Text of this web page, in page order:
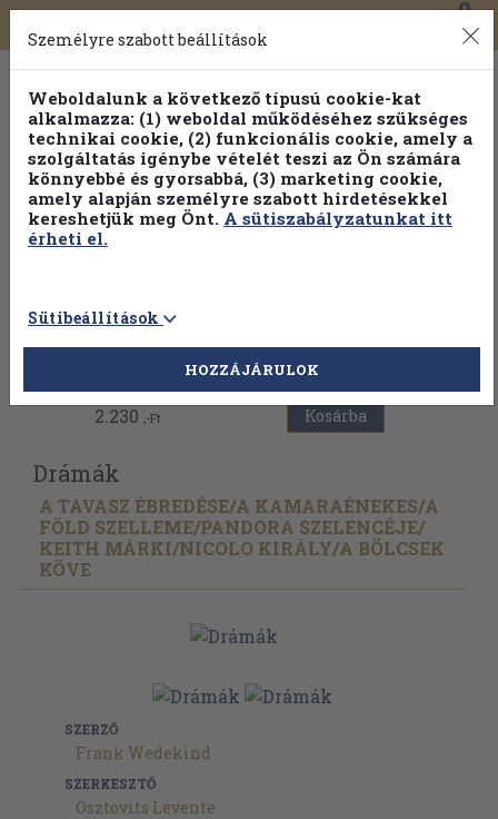
Toggle
navigation
0
Válogasson több mint 1.000.000 kiadványunk közül
100% kedvezménnyel!
Vissza az előző oldalra
2.230 ,-Ft Kosárba
Drámák
A TAVASZ ÉBREDÉSE/A KAMARAÉNEKES/A
FÖLD SZELLEME/PANDORA SZELENCÉJE/
KEITH MÁRKI/NICOLO KIRÁLY/A BÖLCSEK
KÖVE
SZERZŐ
Frank Wedekind
SZERKESZTŐ
Osztovits Levente
Személyre szabott beállítások
Weboldalunk a következő típusú cookie-kat
alkalmazza: (1) weboldal működéséhez szükséges
technikai cookie, (2) funkcionális cookie, amely a
szolgáltatás igénybe vételét teszi az Ön számára
könnyebbé és gyorsabbá, (3) marketing cookie,
amely alapján személyre szabott hirdetésekkel
kereshetjük meg Önt. A sütiszabályzatunkat itt
érheti el.
Sütibeállítások
HOZZÁJÁRULOK